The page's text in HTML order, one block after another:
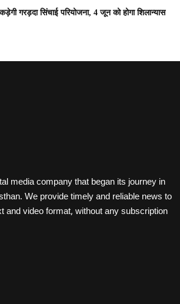
गरड़दा सिंचाई परियोजना, 4 जून को होगा शिलान्यास
media company that began its journey in
We provide timely and reliable news to
and video format, without any subscription